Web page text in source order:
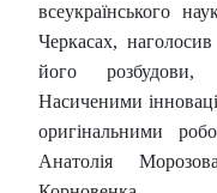
всеукраїнського
Черкасах,
його розбудови,
Насиченими
оригінальними
Анатолія